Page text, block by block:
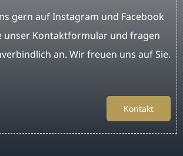
gern auf Instagram und Facebook
unser Kontaktformular und fragen
an. Wir freuen uns auf Sie.
Kontakt